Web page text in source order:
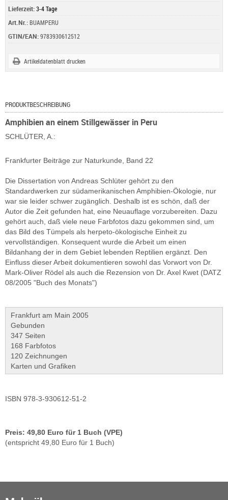
Lieferzeit:3-4 Tage
Art.Nr.:BUAMPERU
GTIN/EAN:9783930612512
Artikeldatenblatt drucken
PRODUKTBESCHREIBUNG
Amphibien an einem Stillgewässer in Peru
SCHLÜTER, A.:
Frankfurter Beiträge zur Naturkunde, Band 22
Die Dissertation von Andreas Schlüter gehört zu den
Standardwerken zur südamerikanischen Amphibien-Ökologie, nur
war sie leider schwer zugänglich. Deshalb ist es schön, daß der
Autor die Zeit gefunden hat, eine Neuauflage vorzubereiten. Dazu
gehört auch, daß viele neue Farbfotos dazu gekommen sind, um
das Bild des Tümpels als herpeto-ökologische Einheit zu
vervollständigen. Konsequent wurde die Arbeit um einen
Bildanhang der in dem Gebiet lebenden Reptilien ergänzt. Den
Einfluss dieser Arbeit dokumentieren sowohl das Vorwort von Dr.
Mark-Oliver Rödel als auch die Rezension von Dr. Axel Kwet (DATZ
08/2005 "Buch des Monats")
Frankfurt am Main 2005
Gebunden
347 Seiten
168 Farbfotos
120 Zeichnungen
Karten und Grafiken
ISBN 978-3-930612-51-2
Preis: 49,80 Euro für 1 Buch (VPE)
(entspricht 49,80 Euro für 1 Buch)